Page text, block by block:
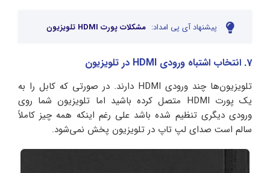
پیشنهاد آی پی امداد: مشکلات پورت HDMI تلویزیون
7. انتخاب اشتباه ورودی HDMI در تلویزیون
تلویزیون‌ها چند ورودی HDMI دارند. در صورتی که کابل را به
یک پورت HDMI متصل کرده باشید اما تلویزیون شما روی
ورودی دیگری تنظیم شده باشد علی رغم اینکه همه چیز کاملاً
سالم است صدای لپ تاپ در تلویزیون پخش نمی‌شود.